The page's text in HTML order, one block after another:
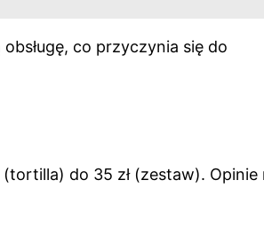
co przyczynia się do
(tortilla) do 35 zł (zestaw). Opinie